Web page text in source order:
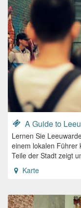
A Guide to
Lernen Sie
einem lokalen Führer
Teile der Stadt zeigt
Karte